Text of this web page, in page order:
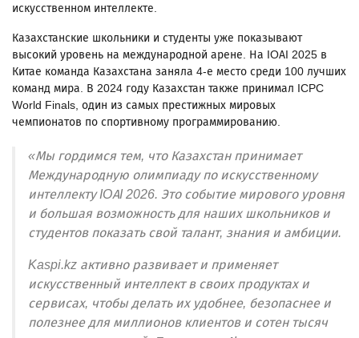
искусственном интеллекте.
Казахстанские школьники и студенты уже показывают
высокий уровень на международной арене. На IOAI 2025 в
Китае команда Казахстана заняла 4-е место среди 100 лучших
команд мира. В 2024 году Казахстан также принимал ICPC
World Finals, один из самых престижных мировых
чемпионатов по спортивному программированию.
«Мы гордимся тем, что Казахстан принимает
Международную олимпиаду по искусственному
интеллекту IOAI 2026. Это событие мирового уровня
и большая возможность для наших школьников и
студентов показать свой талант, знания и амбиции.
Kaspi.kz активно развивает и применяет
искусственный интеллект в своих продуктах и
сервисах, чтобы делать их удобнее, безопаснее и
полезнее для миллионов клиентов и сотен тысяч